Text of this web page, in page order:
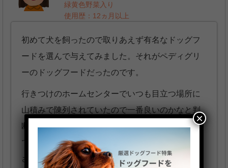
緑黄色野菜入り
使用歴：12ヵ月以上
初めて犬を飼ったので取りあえず有名なドッグフ
ードを選んで与えてみました。それがペディグリ
ーのドッグフードだったのです。
行きつけのホームセンターでいつも目立つ場所に
山積みで陳列されていたので一番良いのかなと判
断しました。愛犬の食いつきもとても良く、喜ん
で食べていました。ウンチもあまり臭わず色や固
さも問題ない様に見えました。お腹を壊す事も無
×